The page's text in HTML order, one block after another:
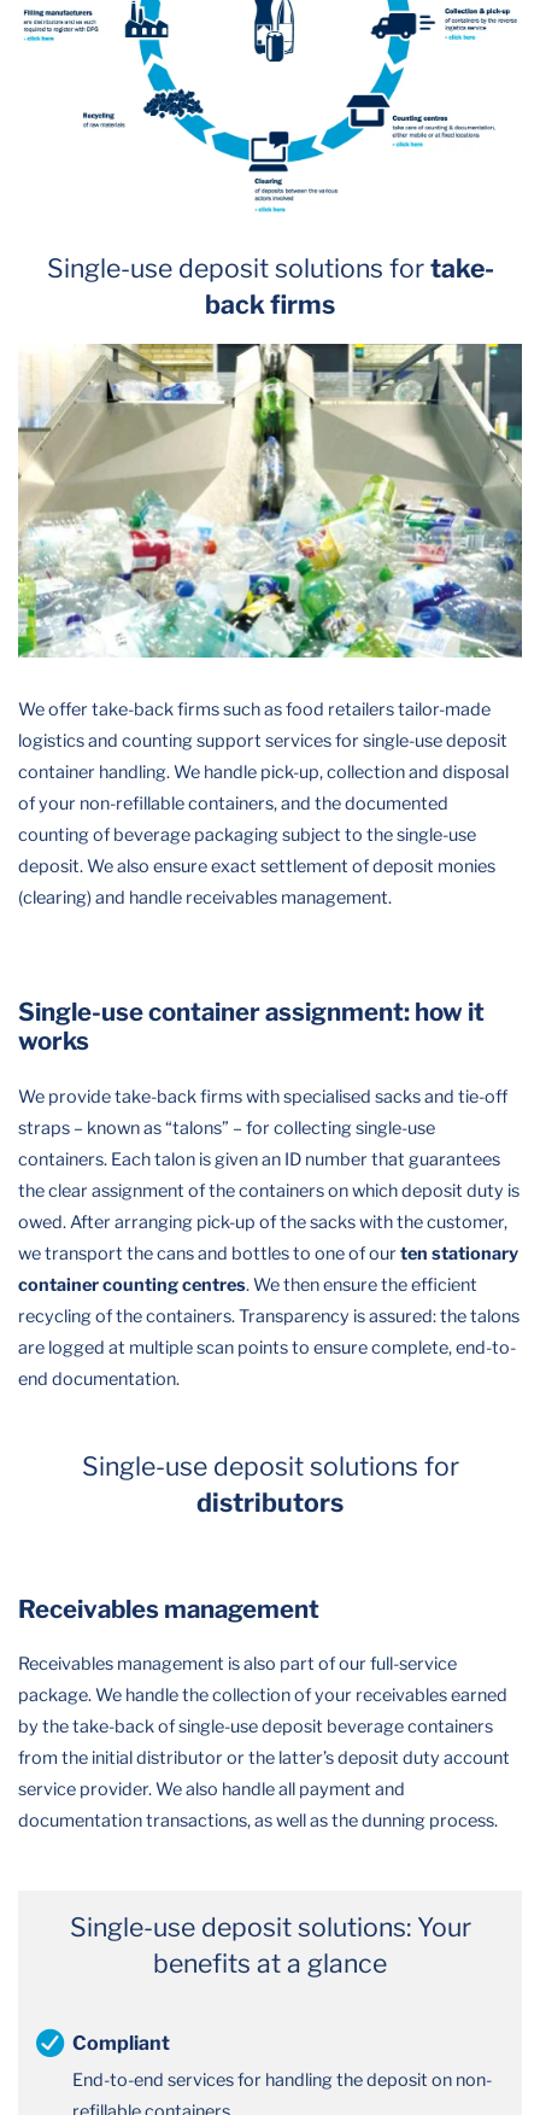
Single-use deposit solutions fortake-
back firms
We offer take-back firms such as food retailers tailor-made
logistics and counting support services for single-use deposit
container handling. We handle pick-up, collection and disposal
of your non-refillable containers, and the documented
counting of beverage packaging subject to the single-use
deposit. We also ensure exact settlement of deposit monies
(clearing) and handle receivables management.
Single-use container assignment: how it
works
We provide take-back firms with specialised sacks and tie-off
straps – known as “talons” – for collecting single-use
containers. Each talon is given an ID number that guarantees
the clear assignment of the containers on which deposit duty is
owed. After arranging pick-up of the sacks with the customer,
we transport the cans and bottles to one of ourten stationary
container counting centres. We then ensure the efficient
recycling of the containers. Transparency is assured: the talons
are logged at multiple scan points to ensure complete, end-to-
end documentation.
Single-use deposit solutions for
distributors
Receivables management
Receivables management is also part of our full-service
package. We handle the collection of your receivables earned
by the take-back of single-use deposit beverage containers
from the initial distributor or the latter’s deposit duty account
service provider. We also handle all payment and
documentation transactions, as well as the dunning process.
Single-use deposit solutions: Your
benefits at a glance
Compliant
End-to-end services for handling the deposit on non-